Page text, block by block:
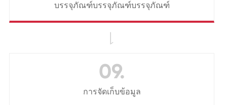
บรรจุภัณฑ์บรรจุภัณฑ์บรรจุภัณฑ์

09.
การจัดเก็บข้อมูล